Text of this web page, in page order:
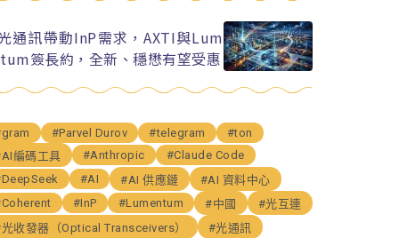
通訊帶動InP需求，AXTI與Lum
簽長約，全新、穩懋有望受惠
#Parvel Durov #telegram
#ton
編碼工具
#Anthropic
#Claude Code
#AI #AI 供應鏈
#AI 資料中心
#InP #Lumentum #中國
#光互連
收發器（Optical Transceivers）
#光通訊